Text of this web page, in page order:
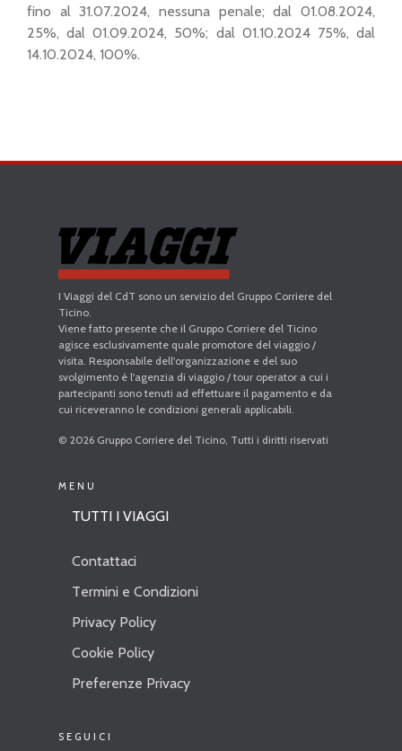
fino al 31.07.2024, nessuna penale; dal 01.08.2024,
25%, dal 01.09.2024, 50%; dal 01.10.2024 75%, dal
14.10.2024, 100%.
I Viaggi del CdT sono un servizio del Gruppo Corriere del
Ticino.
Viene fatto presente che il Gruppo Corriere del Ticino
agisce esclusivamente quale promotore del viaggio /
visita. Responsabile dell'organizzazione e del suo
svolgimento è l'agenzia di viaggio / tour operator a cui i
partecipanti sono tenuti ad effettuare il pagamento e da
cui riceveranno le condizioni generali applicabili.
© 2026 Gruppo Corriere del Ticino, Tutti i diritti riservati
MENU
TUTTI I VIAGGI
Contattaci
Termini e Condizioni
Privacy Policy
Cookie Policy
Preferenze Privacy
SEGUICI